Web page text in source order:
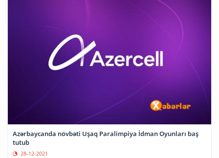
Azərbaycanda növbəti Uşaq Paralimpiya İdman Oyunları baş
tutub
28-12-2021